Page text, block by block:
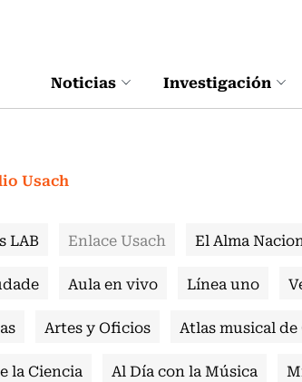
Noticias Investigación
Usach
LAB Enlace Usach El Alma
Aula en vivo Línea uno
Artes y Oficios Atlas musical
la Ciencia
Al Día con la Música